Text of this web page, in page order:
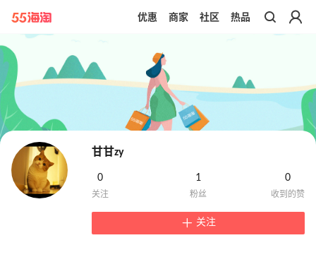
带你去官网买正品
优惠 商家 社区 热品
甘甘zy
0 1 0
关注